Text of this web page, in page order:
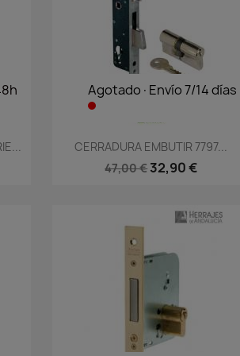
Agotado·Envío 7/14 días
 Vista rápida
CERRADURA EMBUTIR 7797...
47,00 € 32,90 €